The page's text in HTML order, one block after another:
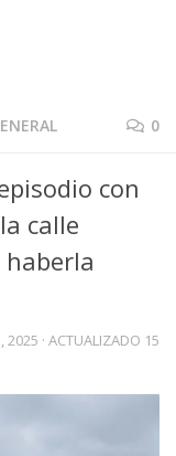
0
con
calle
2025 · ACTUALIZADO 15